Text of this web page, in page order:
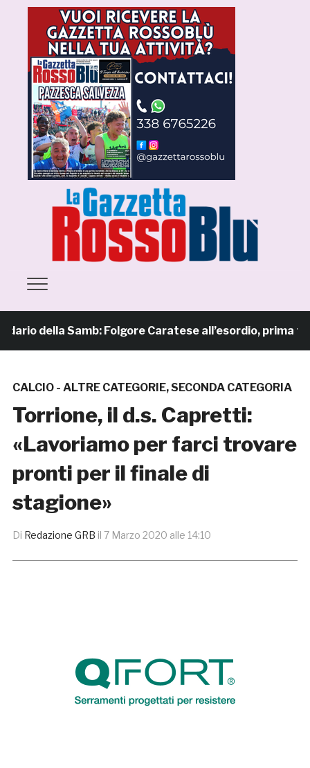
della Samb: Folgore Caratese all’esordio, prima
CALCIO - ALTRE CATEGORIE,SECONDA CATEGORIA
Torrione, il d.s. Capretti:
«Lavoriamo per farci trovare
pronti per il finale di
stagione»
Di Redazione GRB il 7 Marzo 2020 alle 14:10